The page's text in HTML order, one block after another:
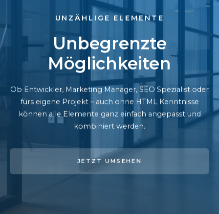
UNZÄHLIGE ELEMENTE
Unbegrenzte
Möglichkeiten
Ob Entwickler, Marketing Manager, SEO Spezialist oder
fürs eigene Projekt – auch ohne HTML Kenntnisse
können alle Elemente ganz einfach angepasst und
kombiniert werden.
JETZT UMSEHEN